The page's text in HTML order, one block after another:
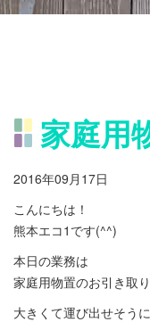
家庭用
2016年09月17日
こんにちは！
熊本エコ1です(^^)
本日の業務は
家庭用物置のお引き取り
大きくて運び出せそうに